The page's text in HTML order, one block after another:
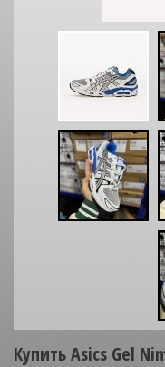
Купить Asics Gel